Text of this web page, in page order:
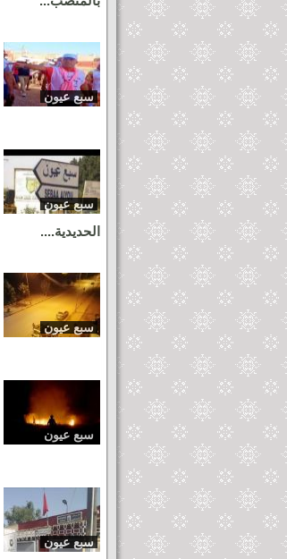
سبع عيون
سبع عيون
الحديدية....
سبع عيون
سبع عيون
سبع عيون